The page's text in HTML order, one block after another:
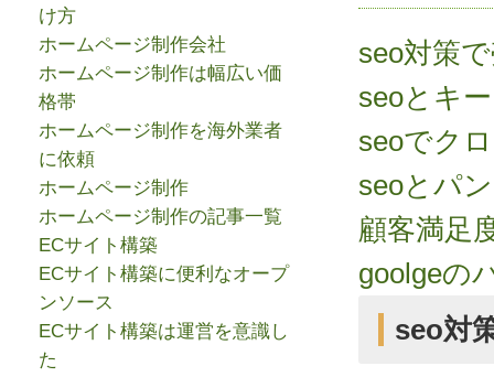
seo対策
seoとキ
seoでク
seoとパ
顧客満足
goolgeの
seo対
け方
ホームページ制作会社
ホームページ制作は幅広い価
格帯
ホームページ制作を海外業者
に依頼
ホームページ制作
ホームページ制作の記事一覧
ECサイト構築
ECサイト構築に便利なオープ
ンソース
ECサイト構築は運営を意識し
た